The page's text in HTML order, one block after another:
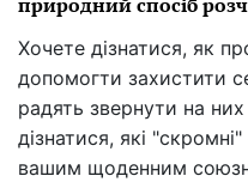
природний спосіб
Хочете дізнатися, як
допомогти захистити
радять звернути на
дізнатися, які
вашим щоденним